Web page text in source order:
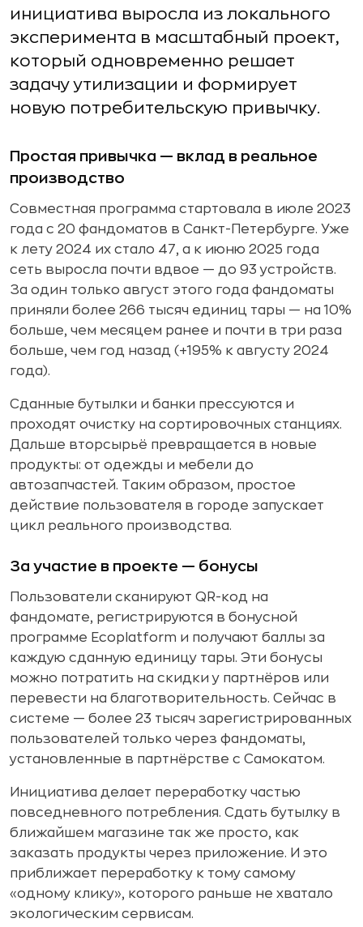
инициатива выросла из локального
эксперимента в масштабный проект,
который одновременно решает
задачу утилизации и формирует
новую потребительскую привычку.
Простая привычка — вклад в реальное
производство
Совместная программа стартовала в июле 2023
года с 20 фандоматов в Санкт-Петербурге. Уже
к лету 2024 их стало 47, а к июню 2025 года
сеть выросла почти вдвое — до 93 устройств.
За один только август этого года фандоматы
приняли более 266 тысяч единиц тары — на 10%
больше, чем месяцем ранее и почти в три раза
больше, чем год назад (+195% к августу 2024
года).
Сданные бутылки и банки прессуются и
проходят очистку на сортировочных станциях.
Дальше вторсырьё превращается в новые
продукты: от одежды и мебели до
автозапчастей. Таким образом, простое
действие пользователя в городе запускает
цикл реального производства.
За участие в проекте — бонусы
Пользователи сканируют QR-код на
фандомате, регистрируются в бонусной
программе Ecoplatform и получают баллы за
каждую сданную единицу тары. Эти бонусы
можно потратить на скидки у партнёров или
перевести на благотворительность. Сейчас в
системе — более 23 тысяч зарегистрированных
пользователей только через фандоматы,
установленные в партнёрстве с Самокатом.
Инициатива делает переработку частью
повседневного потребления. Сдать бутылку в
ближайшем магазине так же просто, как
заказать продукты через приложение. И это
приближает переработку к тому самому
«одному клику», которого раньше не хватало
экологическим сервисам.